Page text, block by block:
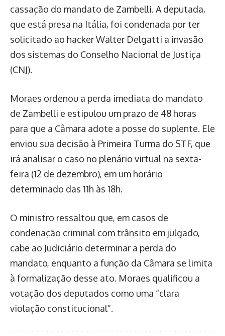
cassação do mandato de Zambelli. A deputada,
que está presa na Itália, foi condenada por ter
solicitado ao hacker Walter Delgatti a invasão
dos sistemas do Conselho Nacional de Justiça
(CNJ).
Moraes ordenou a perda imediata do mandato
de Zambelli e estipulou um prazo de 48 horas
para que a Câmara adote a posse do suplente. Ele
enviou sua decisão à Primeira Turma do STF, que
irá analisar o caso no plenário virtual na sexta-
feira (12 de dezembro), em um horário
determinado das 11h às 18h.
O ministro ressaltou que, em casos de
condenação criminal com trânsito em julgado,
cabe ao Judiciário determinar a perda do
mandato, enquanto a função da Câmara se limita
à formalização desse ato. Moraes qualificou a
votação dos deputados como uma “clara
violação constitucional”.